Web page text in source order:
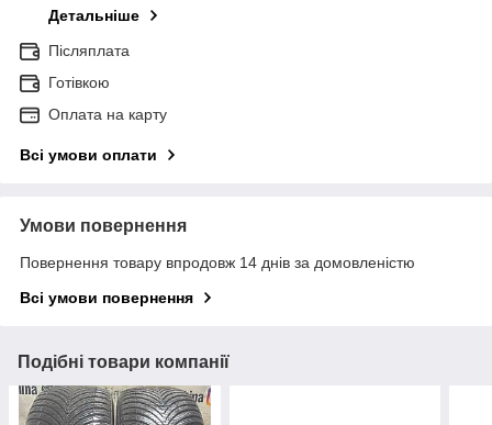
Детальніше
Післяплата
Готівкою
Оплата на карту
Всі умови оплати
Умови повернення
Повернення товару впродовж 14 днів за домовленістю
Всі умови повернення
Подібні товари компанії